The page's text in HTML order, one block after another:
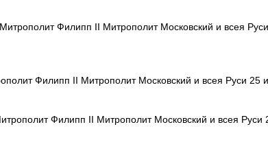
Филипп II Митрополит Московский и всея
Филипп II Митрополит Московский и всея Руси
Филипп II Митрополит Московский и всея